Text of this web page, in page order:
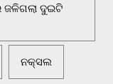
ଜଳିଗଲା ଦୁଇଟି
ନକ୍ସଲ